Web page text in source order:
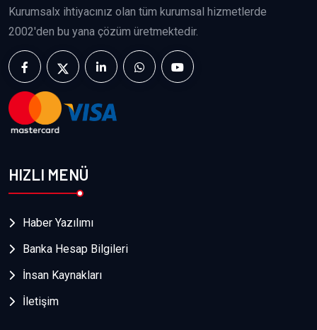
Kurumsalx ihtiyacınız olan tüm kurumsal hizmetlerde
2002'den bu yana çözüm üretmektedir.
HIZLI MENÜ
Haber Yazılımı
Banka Hesap Bilgileri
İnsan Kaynakları
İletişim